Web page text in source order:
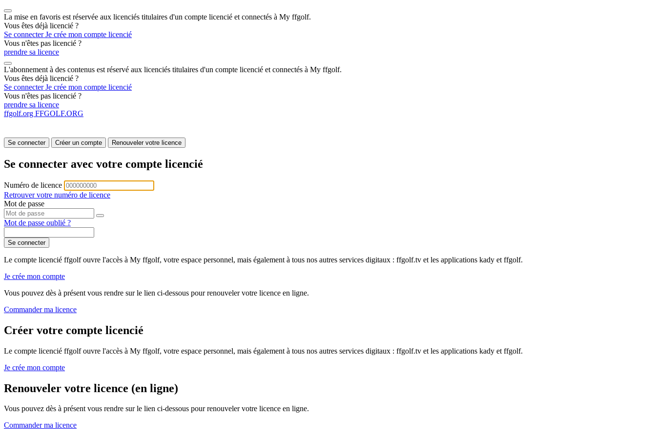
La mise en favoris est réservée aux licenciés titulaires d'un compte licencié et connectés à My ffgolf.
Vous êtes déjà licencié ?
Se connecterJe crée mon compte licencié
Vous n'êtes pas licencié ?
prendre sa licence
L'abonnement à des contenus est réservé aux licenciés titulaires d'un compte licencié et connectés à My ffgolf.
Vous êtes déjà licencié ?
Se connecterJe crée mon compte licencié
Vous n'êtes pas licencié ?
prendre sa licence
ffgolf.org FFGOLF.ORG
Se connecter Créer un compte Renouveler votre licence
Se connecter avec votre compte licencié
Numéro de licence
Retrouver votre numéro de licence
Mot de passe
Mot de passe oublié ?
Se connecter
Le compte licencié ffgolf ouvre l'accès à My ffgolf, votre espace personnel, mais également à tous nos autres services digitaux : ffgolf.tv et les applications kady et ffgolf.
Je crée mon compte
Vous pouvez dès à présent vous rendre sur le lien ci-dessous pour renouveler votre licence en ligne.
Commander ma licence
Créer votre compte licencié
Le compte licencié ffgolf ouvre l'accès à My ffgolf, votre espace personnel, mais également à tous nos autres services digitaux : ffgolf.tv et les applications kady et ffgolf.
Je crée mon compte
Renouveler votre licence (en ligne)
Vous pouvez dès à présent vous rendre sur le lien ci-dessous pour renouveler votre licence en ligne.
Commander ma licence